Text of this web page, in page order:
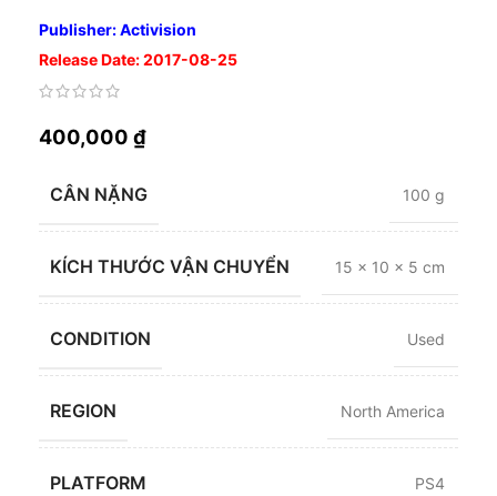
Publisher: Activision
Release Date: 2017-08-25
400,000 ₫
CÂN NẶNG 100 g
KÍCH THƯỚC VẬN CHUYỂN 15 × 10 × 5 cm
CONDITION Used
REGION North America
PLATFORM PS4